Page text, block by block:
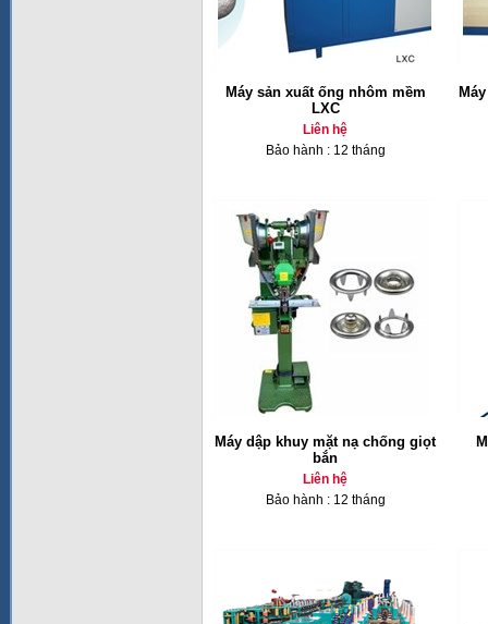
Máy sản xuất ống nhôm mềm
LXC
Liên hệ
Bảo hành : 12 tháng
Máy dập khuy mặt nạ chống giọt
bắn
Liên hệ
Bảo hành : 12 tháng